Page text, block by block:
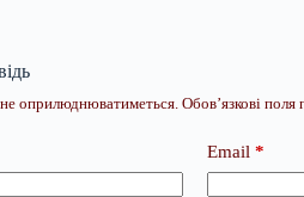
оприлюднюватиметься. Обов’язкові поля
Email *